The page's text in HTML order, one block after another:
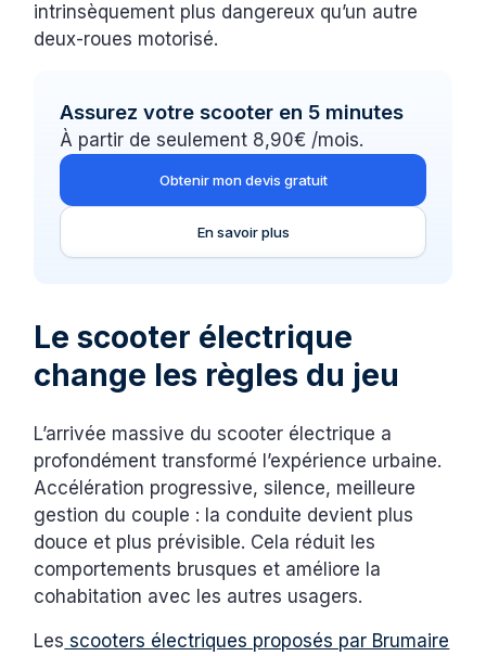
intrinsèquement plus dangereux qu’un autre
deux-roues motorisé.
Assurez votre scooter en 5 minutes
À partir de seulement 8,90€ /mois.
Obtenir mon devis gratuit
En savoir plus
Le scooter électrique
change les règles du jeu
L’arrivée massive du scooter électrique a
profondément transformé l’expérience urbaine.
Accélération progressive, silence, meilleure
gestion du couple : la conduite devient plus
douce et plus prévisible. Cela réduit les
comportements brusques et améliore la
cohabitation avec les autres usagers.
Les scooters électriques proposés par Brumaire